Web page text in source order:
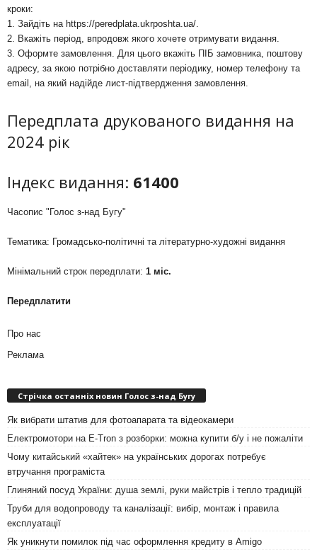
кроки:
1. Зайдіть на https://peredplata.ukrposhta.ua/
2. Вкажіть період, впродовж якого хочете отримувати видання.
3. Оформте замовлення. Для цього вкажіть ПІБ замовника, поштову
адресу, за якою потрібно доставляти періодику, номер телефону та
email, на який надійде лист-підтвердження замовлення.
Передплата друкованого видання на
2024 рік
Індекс видання: 61400
Часопис "Голос з-над Бугу"
Тематика: Громадсько-політичні та літературно-художні видання
Мінімальний строк передплати: 1 міс.
Передплатити
Про нас
Реклама
Стрічка останніх новин Голос з-над Бугу
Як вибрати штатив для фотоапарата та відеокамери
Електромотори на E-Tron з розборки: можна купити б/у і не пожаліти
Чому китайський «хайтек» на українських дорогах потребує
втручання програміста
Глиняний посуд України: душа землі, руки майстрів і тепло традицій
Труби для водопроводу та каналізації: вибір, монтаж і правила
експлуатації
Як уникнути помилок під час оформлення кредиту в Amigo